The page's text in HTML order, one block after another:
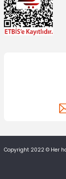
Copyright 2022 © Her